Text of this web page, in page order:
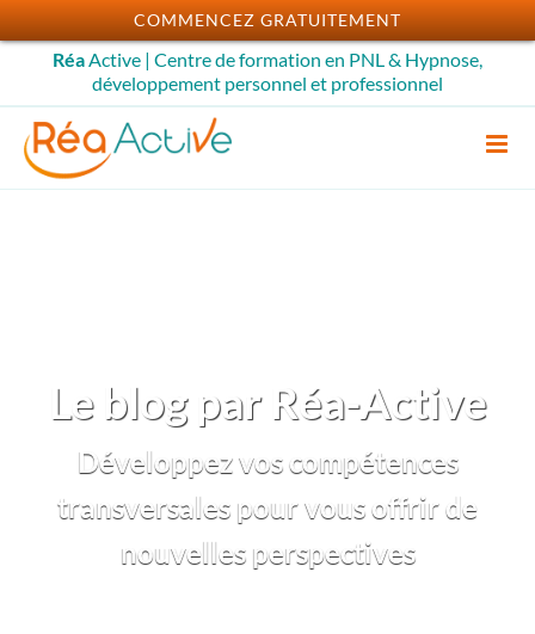
Passer
au
contenu
RéaActive | Centre de formation en PNL & Hypnose,
développement personnel et professionnel
Le blog par Réa-Active
Développez vos compétences
transversales pour vous offrir de
nouvelles perspectives
COMMENCEZ GRATUITEMENT